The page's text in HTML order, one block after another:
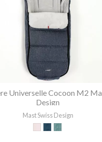
Universelle Cocoon M2
Design
Mast Swiss Design
RoseMarine
Green